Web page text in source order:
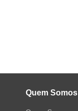
Quem Somos